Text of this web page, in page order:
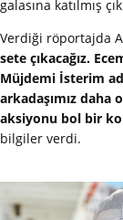
galasına katılmış
Verdiği röportajda
sete çıkacağız.
Müjdemi İsterim
arkadaşımız daha
aksiyonu bol bir
bilgiler verdi.